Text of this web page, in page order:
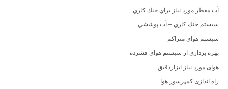
آب مقطر مورد نياز براي خنك كاري
سيستم خنك كاري – آب پوششي
سیستم هوای متراکم
بهره برداری از سیستم هوای فشرده
هوای مورد نیاز ابزاردقیق
راه اندازی کمپرسور هوا